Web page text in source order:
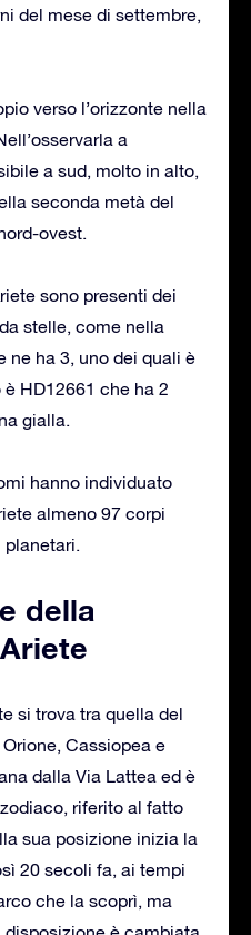
del mese di settembre,
verso l’orizzonte nella
a
a sud, molto in alto,
seconda metà del
ovest.
sono presenti dei
stelle, come nella
ne ha 3, uno dei quali è
HD12661 che ha 2
gialla.
hanno individuato
almeno 97 corpi
della
si trova tra quella del
Cassiopea e
dalla Via Lattea ed è
riferito al fatto
sua posizione inizia la
20 secoli fa, ai tempi
che la scoprì, ma